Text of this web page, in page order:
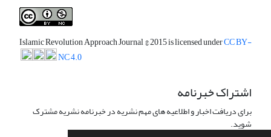
Islamic Revolution Approach Journal© 2015 is licensed underCC BY-
NC 4.0
اشتراک خبرنامه
برای دریافت اخبار و اطلاعیه های مهم نشریه در خبرنامه نشریه مشترک
شوید.